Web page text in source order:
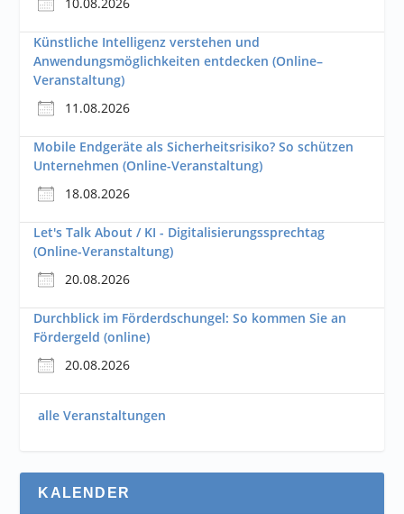
Künstliche Intelligenz verstehen und
Anwendungsmöglichkeiten entdecken (Online–
Veranstaltung)
11.08.2026
Mobile Endgeräte als Sicherheitsrisiko? So schützen
Unternehmen (Online-Veranstaltung)
18.08.2026
Let's Talk About / KI - Digitalisierungssprechtag
(Online-Veranstaltung)
20.08.2026
Durchblick im Förderdschungel: So kommen Sie an
Fördergeld (online)
20.08.2026
alle Veranstaltungen
KALENDER